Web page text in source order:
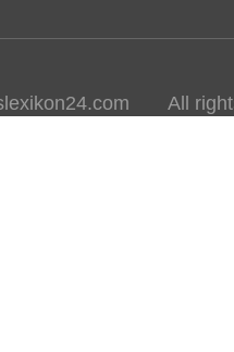
All